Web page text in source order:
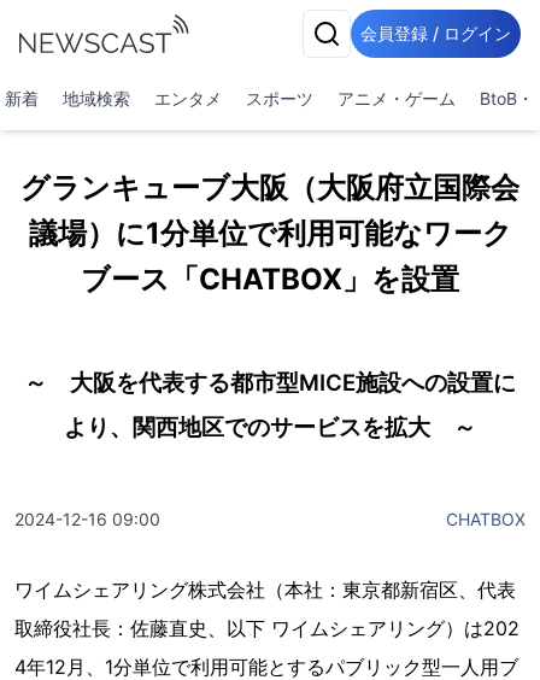
会員登録 / ログイン
新着 地域検索 エンタメ スポーツ アニメ・ゲーム BtoB・
グランキューブ大阪（大阪府立国際会
議場）に1分単位で利用可能なワーク
ブース「CHATBOX」を設置
～ 大阪を代表する都市型MICE施設への設置に
より、関西地区でのサービスを拡大 ～
2024-12-16 09:00 CHATBOX
ワイムシェアリング株式会社（本社：東京都新宿区、代表
取締役社長：佐藤直史、以下 ワイムシェアリング）は202
4年12月、1分単位で利用可能とするパブリック型一人用ブ